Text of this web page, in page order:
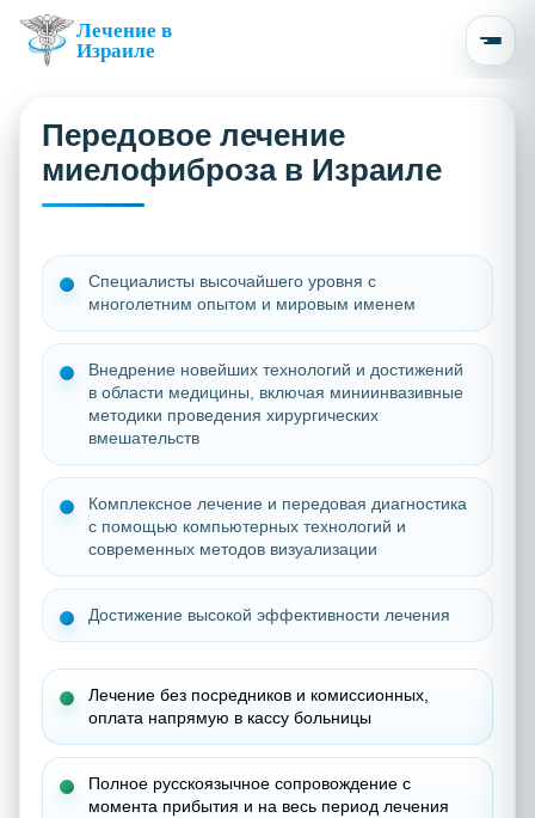
Лечение в
Израиле
Передовое лечение
миелофиброза в Израиле
Специалисты высочайшего уровня с
многолетним опытом и мировым именем
Внедрение новейших технологий и достижений
в области медицины, включая миниинвазивные
методики проведения хирургических
вмешательств
Комплексное лечение и передовая диагностика
с помощью компьютерных технологий и
современных методов визуализации
Достижение высокой эффективности лечения
Лечение без посредников и комиссионных,
оплата напрямую в кассу больницы
Полное русскоязычное сопровождение с
момента прибытия и на весь период лечения